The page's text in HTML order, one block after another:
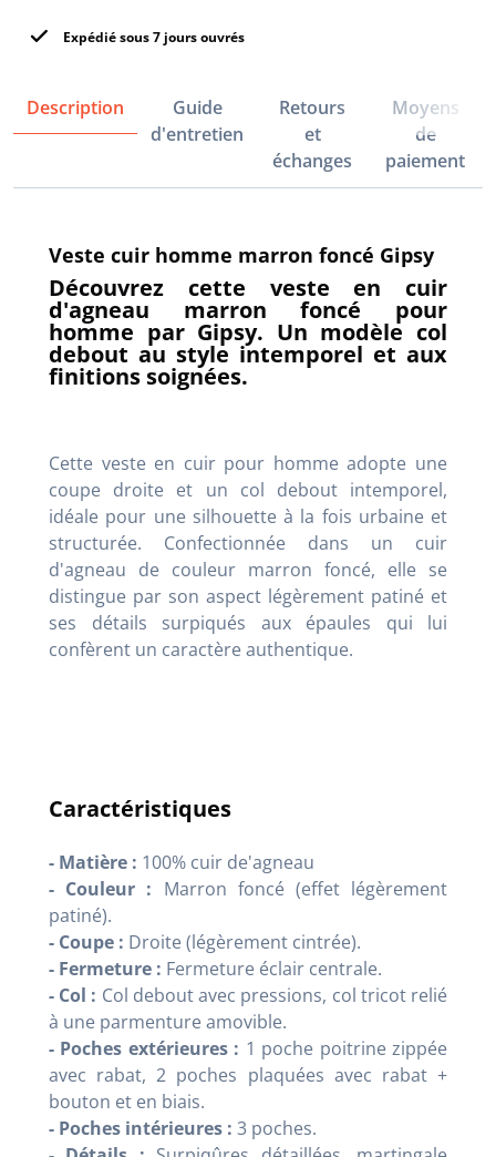
Expédié sous 7 jours ouvrés
Description
Guide
d'entretien
Retours
et
échanges
Moyens
de
paiement
Veste cuir homme marron foncé Gipsy
Découvrez cette veste en cuir
d'agneau marron foncé pour
homme par Gipsy. Un modèle col
debout au style intemporel et aux
finitions soignées.
Cette veste en cuir pour homme adopte une
coupe droite et un col debout intemporel,
idéale pour une silhouette à la fois urbaine et
structurée. Confectionnée dans un cuir
d'agneau de couleur marron foncé, elle se
distingue par son aspect légèrement patiné et
ses détails surpiqués aux épaules qui lui
confèrent un caractère authentique.
Caractéristiques
- Matière : 100% cuir de'agneau
- Couleur : Marron foncé (effet légèrement
patiné).
- Coupe : Droite (légèrement cintrée).
- Fermeture : Fermeture éclair centrale.
- Col : Col debout avec pressions, col tricot relié
à une parmenture amovible.
- Poches extérieures : 1 poche poitrine zippée
avec rabat, 2 poches plaquées avec rabat +
bouton et en biais.
- Poches intérieures : 3 poches.